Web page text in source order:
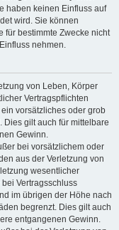
haben keinen Einfluss auf
wird. Sie können
für bestimmte Zwecke nicht
nehmen.
von Leben, Körper
Vertragspflichten
vorsätzliches oder grob
Dies gilt auch für mittelbare
Gewinn.
bei vorsätzlichem oder
aus der Verletzung von
wesentlicher
Vertragsschluss
im übrigen der Höhe nach
begrenzt. Dies gilt auch
entgangenen Gewinn.